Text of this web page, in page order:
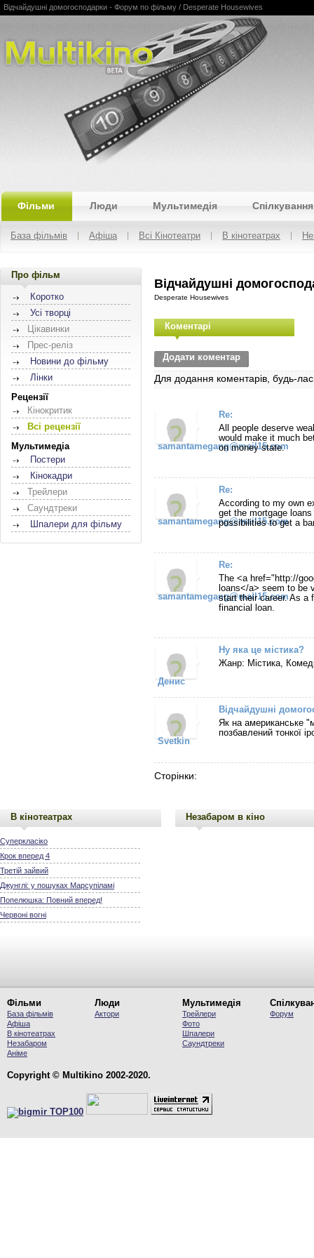
Multikino
Відчайдушні домогосподарки - Форум по фільму / Desperate Housewives
Фільми Люди Мультимедія Спілкування
База фільмів Афіша Всі Кінотеатри В кінотеатрах
Про фільм
Коротко
Усі творці
Цікавинки
Прес-реліз
Новини до фільму
Лінки
Рецензії
Кінокритик
Всі рецензії
Мультимедіа
Постери
Кінокадри
Трейлери
Саундтреки
Шпалери для фільму
Відчайдушні
Desperate Housewives
Коментарі
Додати коментар
Для додання коментарів, будь-
samantamegang@mail15.com
Re:
All people deserve
would make it much
on money state.
samantamegang@mail15.com
Re:
According to my own
get the mortgage
possibilities to get a
samantamegang@mail15.com
Re:
The <a href="http://
loans</a> seem to be
start their career. As a
financial loan.
Денис
Ну яка це містика?
Жанр: Містика,
Svetkin
Відчайдушні
Як на американське
позбавлений тонкої
Сторінки:
В кінотеатрах
Суперкласіко
Крок вперед 4
Третій зайвий
Джунглі: у пошуках Марсупіламі
Попелюшка: Повний вперед!
Червоні вогні
Незабаром в кіно
Фільми
База фільмів
Афіша
В кінотеатрах
Незабаром
Аніме
Люди
Актори
Мультимедія
Трейлери
Фото
Шпалери
Саундтреки
Форум
Copyright © Multikino 2002-2020.